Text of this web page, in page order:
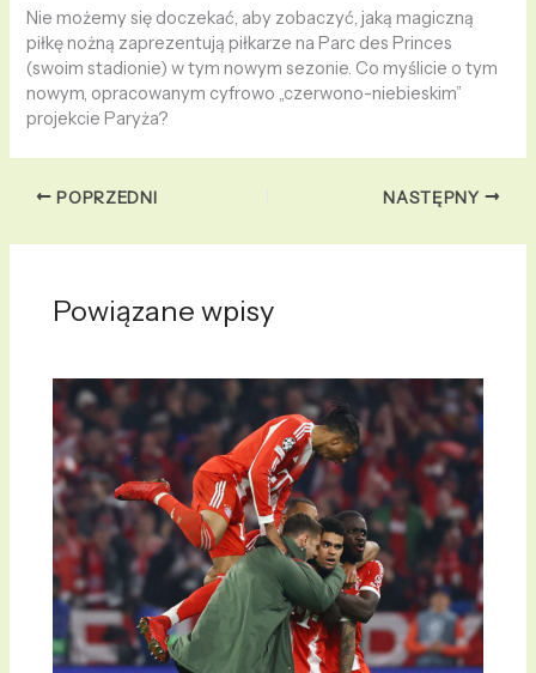
Nie możemy się doczekać, aby zobaczyć, jaką magiczną
piłkę nożną zaprezentują piłkarze na Parc des Princes
(swoim stadionie) w tym nowym sezonie. Co myślicie o tym
nowym, opracowanym cyfrowo „czerwono-niebieskim”
projekcie Paryża?
POPRZEDNI NASTĘPNY
Powiązane wpisy